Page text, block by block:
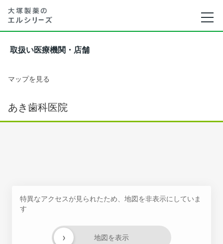
取扱い医療機関・店舗
マップを見る
あき歯科医院
特異なアクセスが見られたため、地図を非表示にしていま
す
地図を表示
›